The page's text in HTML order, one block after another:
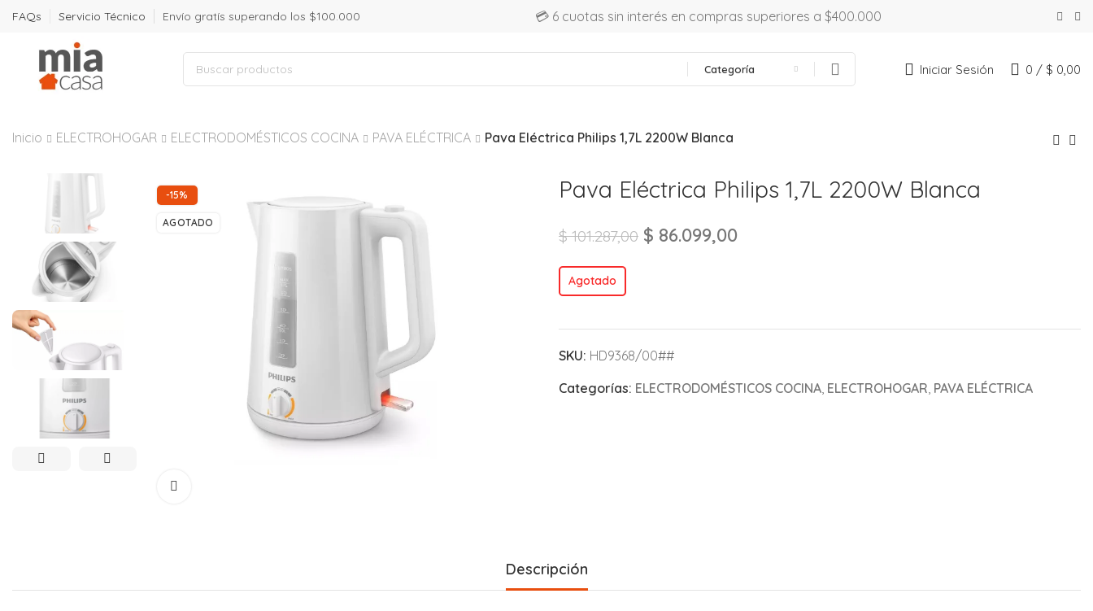
FAQs Servicio Técnico Envío gratís superando los $100.000 💳 6 cuotas sin interés en compras superiores a $400.000
Categoría Iniciar Sesión 0 / $ 0,00
Inicio ELECTROHOGAR ELECTRODOMÉSTICOS COCINA PAVA ELÉCTRICA Pava Eléctrica Philips 1,7L 2200W Blanca
-15%
AGOTADO
Pava Eléctrica Philips 1,7L 2200W Blanca
$101.287,00 $ 86.099,00
Agotado
SKU: HD9368/00##
Categorías: ELECTRODOMÉSTICOS COCINA ELECTROHOGAR PAVA ELÉCTRICA
Descripción